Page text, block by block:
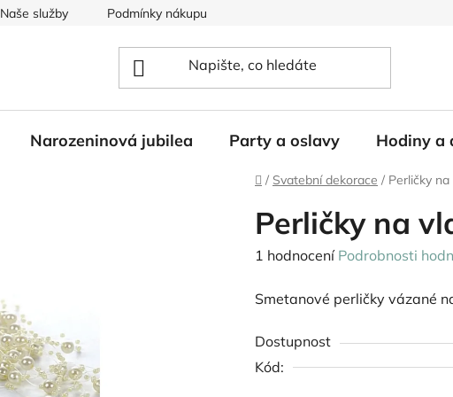
Naše služby Podmínky nákupu
Narozeninová jubilea Party a oslavy Hodiny a
Domů
/ Svatební dekorace / Perličky
Perličky na
Průměrné
produktu
5,0
z
1 hodnocení Podrobnosti
Smetanové perličky vázané
Dostupnost
Kód: